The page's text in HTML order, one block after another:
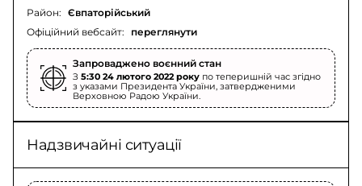
Офіційний вебсайт: переглянути
Район: Євпаторійський
Запроваджено воєнний стан
З 5:30 24 лютого 2022 року по теперишній час згідно
з указами Президента України, затвердженими
Верховною Радою України.
Надзвичайні ситуації